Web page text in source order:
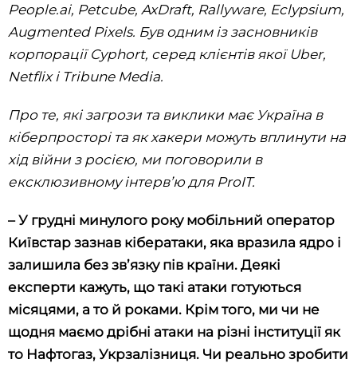
People.аi, Petcube, AxDraft, Rallyware, Eclypsium,
Augmented Pixels. Був одним із засновників
корпорації Cyphort, серед клієнтів якої Uber,
Netflix і Tribune Media.
Про те, які загрози та виклики має Україна в
кіберпросторі та як хакери можуть вплинути на
хід війни з росією, ми поговорили в
ексклюзивному інтерв’ю для ProIT.‌
– У грудні минулого року мобільний оператор
Київстар зазнав кібератаки, яка вразила ядро і
залишила без зв’язку пів країни. Деякі
експерти кажуть, що такі атаки готуються
місяцями, а то й роками. Крім того, ми чи не
щодня маємо дрібні атаки на різні інституції як
то Нафтогаз, Укрзалізниця. Чи реально зробити